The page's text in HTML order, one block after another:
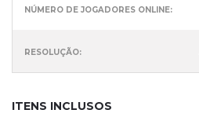
NÚMERO DE JOGADORES ONLINE:
RESOLUÇÃO:
ITENS INCLUSOS